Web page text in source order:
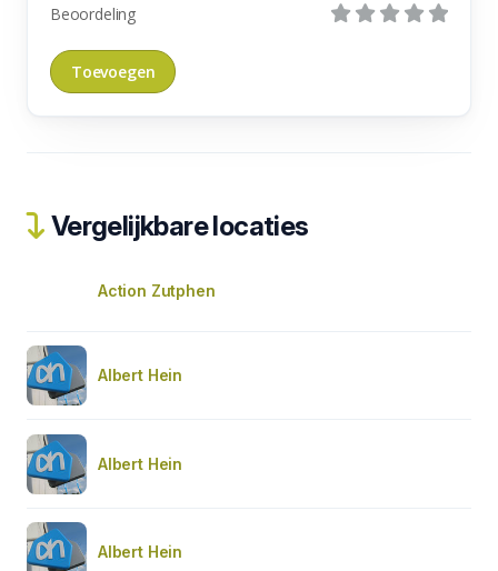
Beoordeling
Vergelijkbare locaties
Action Zutphen
Albert Hein
Albert Hein
Albert Hein